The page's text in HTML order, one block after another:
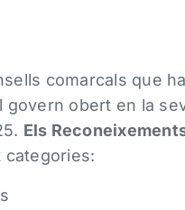
comarcals que
govern obert en la
Els
categories: